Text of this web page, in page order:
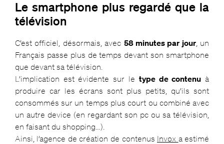
Le smartphone plus regardé que la
télévision
C’est officiel, désormais, avec 58 minutes par jour, un
Français passe plus de temps devant son smartphone
que devant sa télévision.
L’implication est évidente sur le type de contenu à
produire car les écrans sont plus petits, qu’ils sont
consommés sur un temps plus court ou combiné avec
un autre device (en regardant son pc ou sa télévision,
en faisant du shopping…).
Ainsi, l’agence de création de contenus Invox a estimé